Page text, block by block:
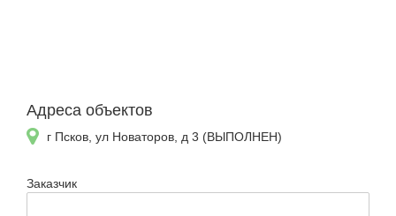
Адреса объектов
г Псков, ул Новаторов, д 3 (ВЫПОЛНЕН)
Заказчик